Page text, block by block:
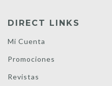
DIRECT LINKS
Mi Cuenta
Promociones
Revistas